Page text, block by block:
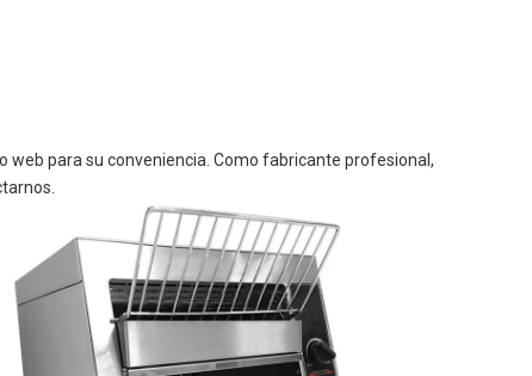
para su conveniencia. Como fabricante profesional,